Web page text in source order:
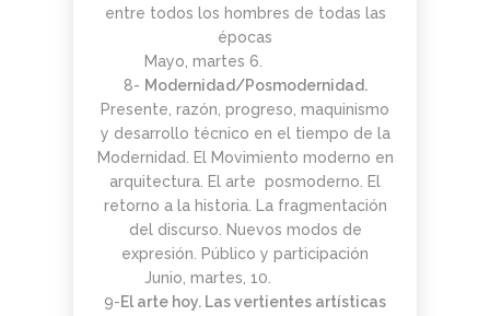
entre todos los hombres de todas las
épocas
Mayo, martes 6.
8- Modernidad/Posmodernidad.
Presente, razón, progreso, maquinismo
y desarrollo técnico en el tiempo de la
Modernidad. El Movimiento moderno en
arquitectura. El arte posmoderno. El
retorno a la historia. La fragmentación
del discurso. Nuevos modos de
expresión. Público y participación
Junio, martes, 10.
9-El arte hoy. Las vertientes artísticas